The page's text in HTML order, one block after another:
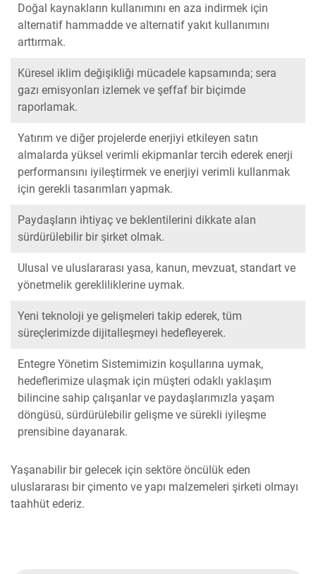
Doğal kaynakların kullanımını en aza indirmek için
alternatif hammadde ve alternatif yakıt kullanımını
arttırmak.
Küresel iklim değişikliği mücadele kapsamında; sera
gazı emisyonları izlemek ve şeffaf bir biçimde
raporlamak.
Yatırım ve diğer projelerde enerjiyi etkileyen satın
almalarda yüksel verimli ekipmanlar tercih ederek enerji
performansını iyileştirmek ve enerjiyi verimli kullanmak
için gerekli tasarımları yapmak.
Paydaşların ihtiyaç ve beklentilerini dikkate alan
sürdürülebilir bir şirket olmak.
Ulusal ve uluslararası yasa, kanun, mevzuat, standart ve
yönetmelik gerekliliklerine uymak.
Yeni teknoloji ye gelişmeleri takip ederek, tüm
süreçlerimizde dijitalleşmeyi hedefleyerek.
Entegre Yönetim Sistemimizin koşullarına uymak,
hedeflerimize ulaşmak için müşteri odaklı yaklaşım
bilincine sahip çalışanlar ve paydaşlarımızla yaşam
döngüsü, sürdürülebilir gelişme ve sürekli iyileşme
prensibine dayanarak.
Yaşanabilir bir gelecek için sektöre öncülük eden
uluslararası bir çimento ve yapı malzemeleri şirketi olmayı
taahhüt ederiz.